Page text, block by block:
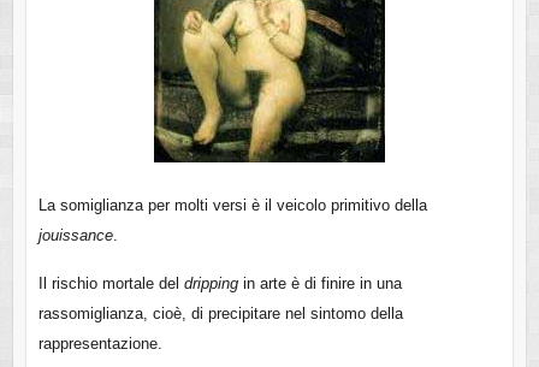
La somiglianza per molti versi è il veicolo primitivo della
jouissance.
Il rischio mortale del drippingin arte è di finire in una
rassomiglianza, cioè, di precipitare nel sintomo della
rappresentazione.